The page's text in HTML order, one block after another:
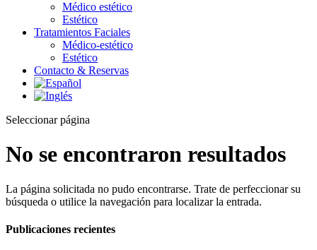
Médico estético
Estético
Tratamientos Faciales
Médico-estético
Estético
Contacto & Reservas
Seleccionar página
No se encontraron resultados
La página solicitada no pudo encontrarse. Trate de perfeccionar su
búsqueda o utilice la navegación para localizar la entrada.
Publicaciones recientes